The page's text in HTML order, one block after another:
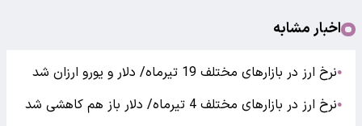
اخبار مشابه
●نرخ ارز در بازارهای مختلف 19 تیرماه/ دلار و یورو ارزان شد
●نرخ ارز در بازارهای مختلف 4 تیرماه/ دلار باز هم کاهشی شد